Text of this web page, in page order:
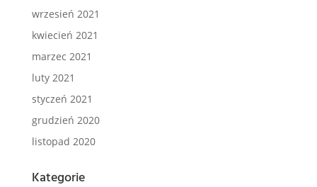
wrzesień 2021
kwiecień 2021
marzec 2021
luty 2021
styczeń 2021
grudzień 2020
listopad 2020
Kategorie